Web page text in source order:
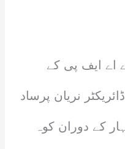
اے ایف پی کے
نریان پرساد
کے دوران کوہ